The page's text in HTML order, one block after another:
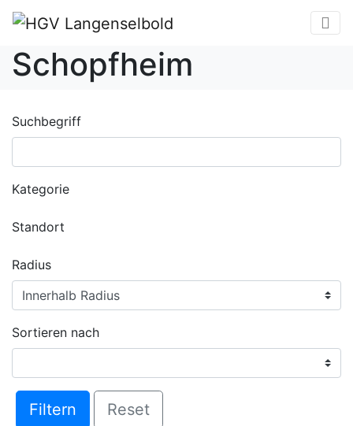
Schopfheim
Suchbegriff
Kategorie
Standort
Radius
Sortieren nach
Filtern Reset